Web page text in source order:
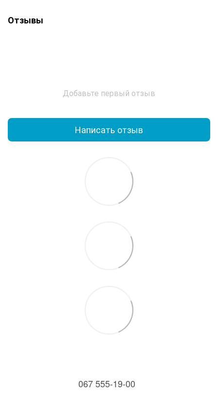
Отзывы
Добавьте первый отзыв
Написать отзыв
067 555-19-00